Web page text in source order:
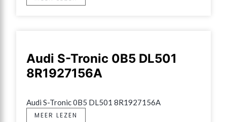
Audi S-Tronic 0B5 DL501
8R1927156A
Audi S-Tronic 0B5 DL501 8R1927156A
MEER LEZEN